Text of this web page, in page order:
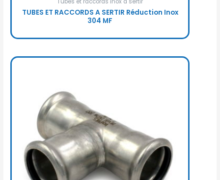
TUBES ET RACCORDS A SERTIR Réduction Inox
304 MF